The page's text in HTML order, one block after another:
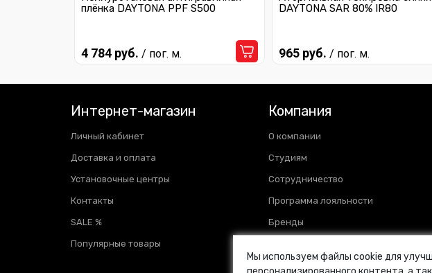
плёнка DAYTONA PPF S500
4 784 руб. / пог. м.
DAYTONA SAR 80% IR80
965 руб. / пог. м.
Интернет-магазин
Личный кабинет
Доставка и оплата
Установочные центры
Контакты
SALE %
Популярные товары
Компания
О компании
Студиям
Сотрудничество
Программа лояльности
Бренды
Новости
Мы используем файлы cookie для